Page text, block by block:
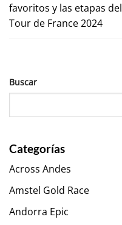
favoritos y las etapas del
Tour de France 2024
Buscar
Categorías
Across Andes
Amstel Gold Race
Andorra Epic